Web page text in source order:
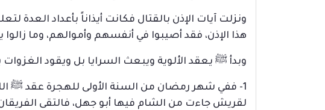
ونزلت آيات الإذن بالقتال فكانت أيذاناً بأعداد العدة
هذا الإذن، فقد أصيبوا في أنفسهم وأموالهم، وما
وبدأ ﷺ يعقد الألوية ويبعث السرايا بل ويقود
1- ففي شهر رمضان من السنة الأولى للهجرة عقد ﷺ
لقريش جاءت من الشام فيها أبو جهل، فالتقى